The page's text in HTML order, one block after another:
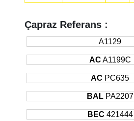
Çapraz Referans :
A1129
AC A1199C
AC PC635
BAL PA2207
BEC 421444